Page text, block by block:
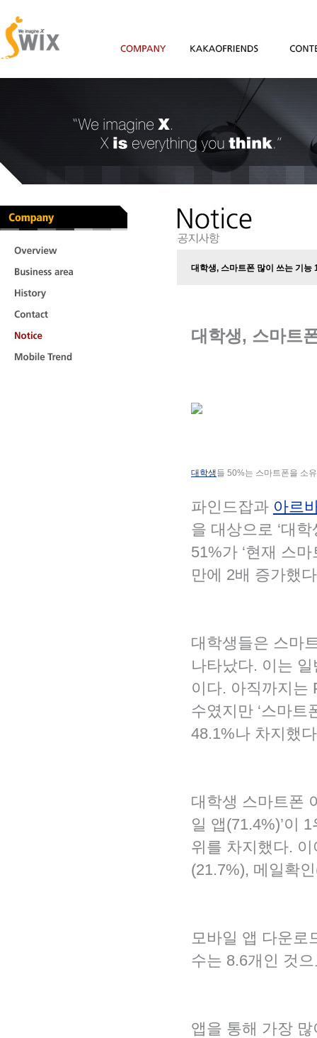
Company
Business
Area
대학생, 스마트폰 많이 쓰는 기능
대학생, 스마트
대학생들 50%는 스마트폰을 소
파인드잡과 아르
을 대상으로 ‘대
51%가 ‘현재 스
만에 2배 증가했
대학생들은 스마
나타났다. 이는
이다. 아직까지는
수였지만 ‘스마트
48.1%나 차지했
대학생 스마트폰
일 앱(71.4%)’이
위를 차지했다.
(21.7%), 메일확
모바일 앱 다운로
수는 8.6개인 것
앱을 통해 가장 많